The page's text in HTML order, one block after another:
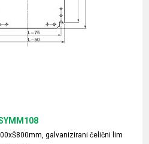
galvanizirani čelični lim